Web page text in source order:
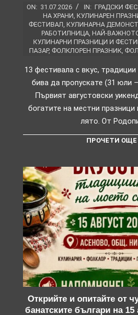
ON: 31.07.2026 IN: ГРАДСКИ
НА ХРАНИ, КУЛИНАРЕН
ФЕСТИВАЛ, КУЛИНАРНА
РАБОТИЛНИЦА, НАЙ-
КУЛИНАРНИ ПРАЗНИЦИ И
ПАЗАР, ФОЛКЛОРЕН ПРАЗНИК,
13 фестивала с вкус,
бива да пропускате (31 юли –
Първият августовски
богатите на местни
лято. От
ПРОЧЕТИ ОЩЕ
Открийте и опитайте от
банатските българи на 15